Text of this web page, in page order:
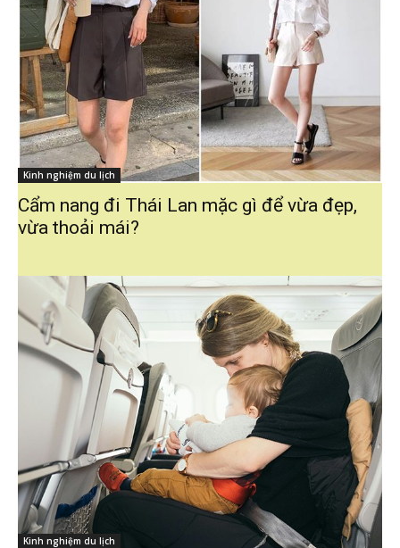
Kinh nghiệm du lịch
Cẩm nang đi Thái Lan mặc gì để vừa đẹp,
vừa thoải mái?
Kinh nghiệm du lịch